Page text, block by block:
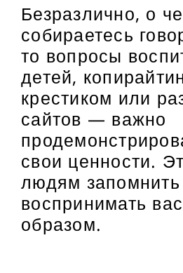
Безразлично, о
собираетесь
то вопросы
детей,
крестиком или
сайтов — важно
свои ценности.
людям запомнить
воспринимать
образом.